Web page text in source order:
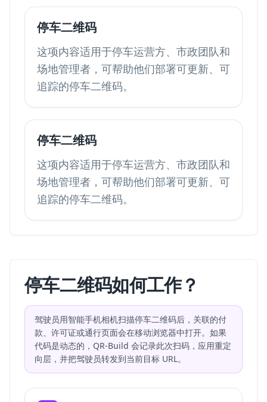
停车二维码
这项内容适用于停车运营方、市政团队和
场地管理者，可帮助他们部署可更新、可
追踪的停车二维码。
停车二维码
这项内容适用于停车运营方、市政团队和
场地管理者，可帮助他们部署可更新、可
追踪的停车二维码。
停车二维码如何工作？
驾驶员用智能手机相机扫描停车二维码后，关联的付
款、许可证或通行页面会在移动浏览器中打开。如果
代码是动态的，QR-Build 会记录此次扫码，应用重定
向层，并把驾驶员转发到当前目标 URL。